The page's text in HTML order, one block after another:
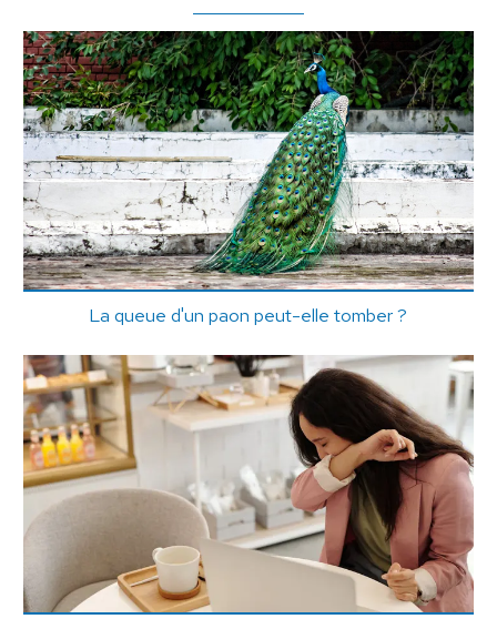
La queue d'un paon peut-elle tomber ?